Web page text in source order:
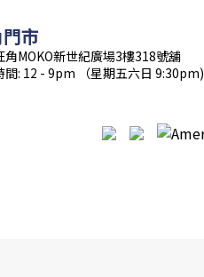
市
角MOKO新世紀廣場3樓318號舖
間: 12 - 9pm （星期五六日 9:30pm)